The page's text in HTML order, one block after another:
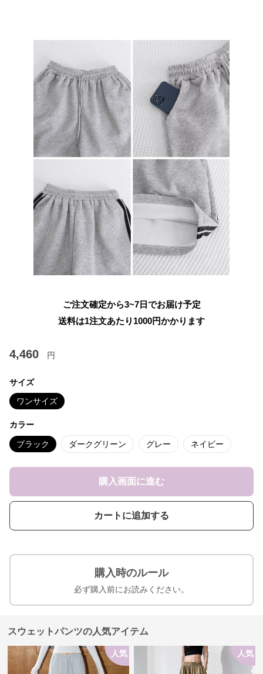
ご注文確定から3~7日でお届け予定
送料は1注文あたり 1000円かかります
4,460 円
サイズ
ワンサイズ
カラー
ブラック ダークグリーン グレー ネイビー
購入画面に進む
カートに追加する
購入時のルール
必ず購入前にお読みください。
スウェットパンツの人気アイテム
人気 人気